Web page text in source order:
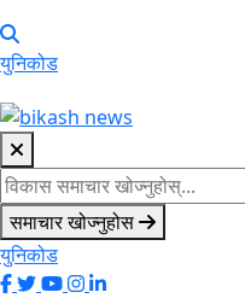
युनिकोड
समाचार खोज्नुहोस
युनिकोड